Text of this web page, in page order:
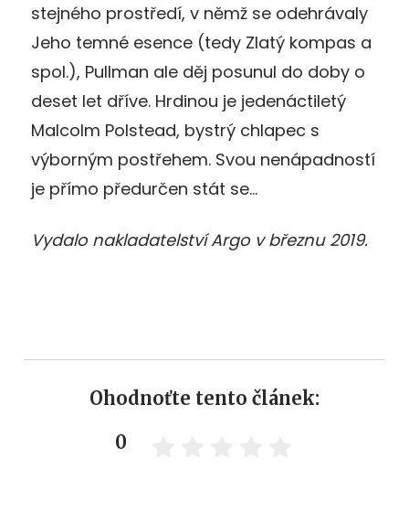
stejného prostředí, v němž se odehrávaly
Jeho temné esence (tedy Zlatý kompas a
spol.), Pullman ale děj posunul do doby o
deset let dříve. Hrdinou je jedenáctiletý
Malcolm Polstead, bystrý chlapec s
výborným postřehem. Svou nenápadností
je přímo předurčen stát se…
Vydalo nakladatelství Argo v březnu 2019.
Ohodnoťte tento článek:
0